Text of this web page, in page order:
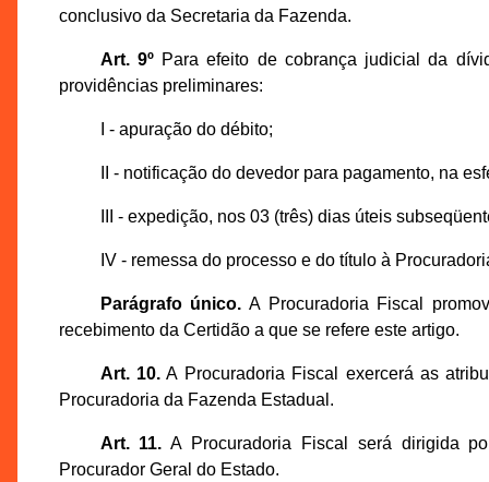
conclusivo da Secretaria da Fazenda.
Art. 9ºPara efeito de cobrança judicial da
providências preliminares:
I - apuração do débito;
II - notificação do devedor para pagamento, na
III - expedição, nos 03 (três) dias úteis
IV - remessa do processo e do título à
Parágrafo único. A Procuradoria Fiscal
recebimento da Certidão a que se refere este artigo.
Art. 10.A Procuradoria Fiscal exercerá as
Procuradoria da Fazenda Estadual.
Art. 11. A Procuradoria Fiscal será dirigida
Procurador Geral do Estado.